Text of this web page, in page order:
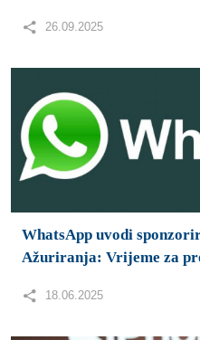
26.09.2025
WhatsApp uvodi
Ažuriranja: Vrijeme za
18.06.2025